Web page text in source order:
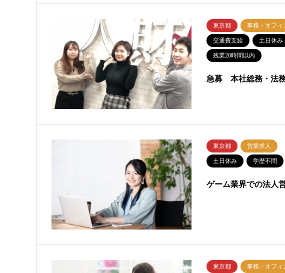
東京都 事務・オフィ
交通費支給 土日休み
残業20時間以内
急募 本社総務・法
東京都 営業求人
土日休み 学歴不問
ゲーム業界での法人
東京都 事務・オフィ